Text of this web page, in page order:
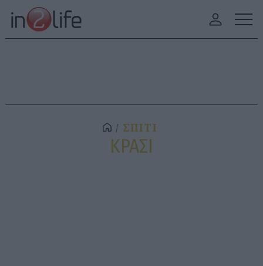
ΣΠΙΤΙ
ΚΡΑΣΙ